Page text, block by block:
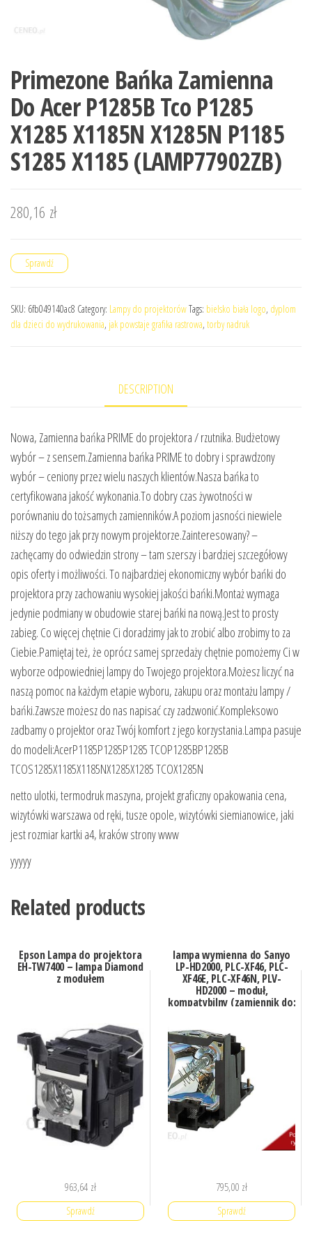
Primezone Bańka Zamienna
Do Acer P1285B Tco P1285
X1285 X1185N X1285N P1185
S1285 X1185 (LAMP77902ZB)
280,16 zł
Sprawdź
SKU: 6fb049140ac8 Category: Lampy do projektorówTags: bielsko biała logo, dyplom
dla dzieci do wydrukowania, jak powstaje grafika rastrowa, torby nadruk
DESCRIPTION
Nowa, Zamienna bańka PRIME do projektora / rzutnika. Budżetowy
wybór – z sensem.Zamienna bańka PRIME to dobry i sprawdzony
wybór – ceniony przez wielu naszych klientów.Nasza bańka to
certyfikowana jakość wykonania.To dobry czas żywotności w
porównaniu do tożsamych zamienników.A poziom jasności niewiele
niższy do tego jak przy nowym projektorze.Zainteresowany? –
zachęcamy do odwiedzin strony – tam szerszy i bardziej szczegółowy
opis oferty i możliwości. To najbardziej ekonomiczny wybór bańki do
projektora przy zachowaniu wysokiej jakości bańki.Montaż wymaga
jedynie podmiany w obudowie starej bańki na nową.Jest to prosty
zabieg. Co więcej chętnie Ci doradzimy jak to zrobić albo zrobimy to za
Ciebie.Pamiętaj też, że oprócz samej sprzedaży chętnie pomożemy Ci w
wyborze odpowiedniej lampy do Twojego projektora.Możesz liczyć na
naszą pomoc na każdym etapie wyboru, zakupu oraz montażu lampy /
bańki.Zawsze możesz do nas napisać czy zadzwonić.Kompleksowo
zadbamy o projektor oraz Twój komfort z jego korzystania.Lampa pasuje
do modeli:AcerP1185P1285P1285 TCOP1285BP1285B
TCOS1285X1185X1185NX1285X1285 TCOX1285N
netto ulotki, termodruk maszyna, projekt graficzny opakowania cena,
wizytówki warszawa od ręki, tusze opole, wizytówki siemianowice, jaki
jest rozmiar kartki a4, kraków strony www
yyyyy
Related products
Epson Lampa do projektora
EH-TW7400 – lampa Diamond
z modułem
963,64 zł
Sprawdź
lampa wymienna do Sanyo
LP-HD2000, PLC-XF46, PLC-
XF46E, PLC-XF46N, PLV-
HD2000 – moduł,
kompatybilny (zamiennik do:
795,00 zł
Sprawdź